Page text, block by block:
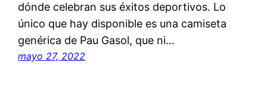
dónde celebran sus éxitos deportivos. Lo
único que hay disponible es una camiseta
genérica de Pau Gasol, que ni…
mayo 27, 2022